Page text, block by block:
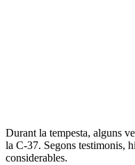
Durant la tempesta, alguns
la C-37. Segons testimonis,
considerables.